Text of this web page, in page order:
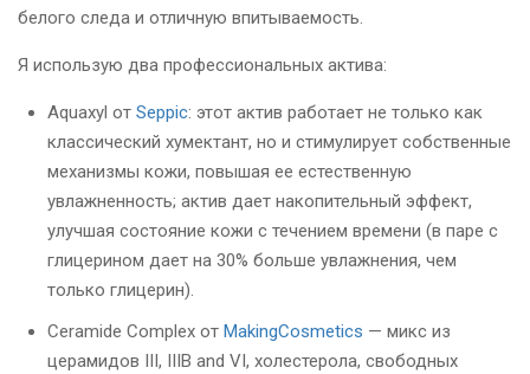
белого следа и отличную впитываемость.
Я использую два профессиональных актива:
Aquaxyl от Seppic: этот актив работает не только как
классический хумектант, но и стимулирует собственные
механизмы кожи, повышая ее естественную
увлажненность; актив дает накопительный эффект,
улучшая состояние кожи с течением времени (в паре с
глицерином дает на 30% больше увлажнения, чем
только глицерин).
Ceramide Complex от MakingCosmetics — микс из
церамидов III, IIIB and VI, холестерола, свободных